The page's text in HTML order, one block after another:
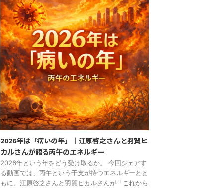
2026年は「病いの年」｜江原啓之さんと羽賀ヒ
カルさんが語る丙午のエネルギー
2026年という年をどう受け取るか。 今回シェアす
る動画では、丙午という干支が持つエネルギーとと
もに、江原啓之さんと羽賀ヒカルさんが「これから